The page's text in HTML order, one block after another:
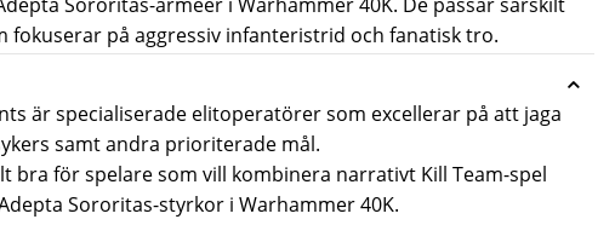
fokuserar på aggressiv infanteristrid och fanatisk tro.
är specialiserade elitoperatörer som excellerar på att jaga
samt andra prioriterade mål.
bra för spelare som vill kombinera narrativt Kill Team-spel
Sororitas-styrkor i Warhammer 40K.